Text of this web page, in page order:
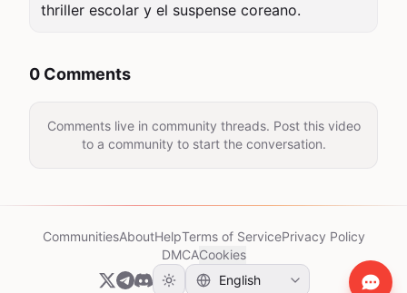
thriller escolar y el suspense coreano.
0 Comments
Comments live in community threads. Post this video
to a community to start the conversation.
CommunitiesAboutHelpTerms of ServicePrivacy Policy
DMCACookies